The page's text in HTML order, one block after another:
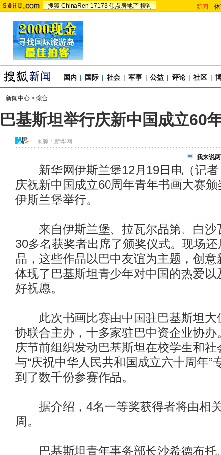
搜狐 ChinaRen 17173 焦点房地产 搜狗 新闻 -
国内 | 国际 | 社会 | 军事 | 公益 | 评论 | 社区 |
新闻中心 > 综合
巴基斯坦举行庆新中国成立60
来源： 新华网
我来说
新华网伊斯兰堡12月19日电（记者
庆祝新中国成立60周年青年书画大赛
伊斯兰堡举行。
来自伊斯兰堡、拉瓦尔品第、白沙
30多名获奖者出席了颁奖仪式。现场
品，这些作品以巴中友谊为主题，创意
体现了巴基斯坦青少年对中国的热爱以
好祝愿。
此次书画比赛由中国驻巴基斯坦大
协联合主办，十多家驻巴中资企业协办
庆节前组织发动巴基斯坦在校学生和社
与“庆祝中华人民共和国成立六十周年”
到了数千份参赛作品。
据介绍，4名一等奖获得者将由相
周。
巴基斯坦青年事务部长沙希德布托